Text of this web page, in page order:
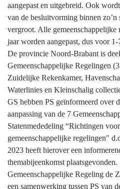
aangepast en uitgebreid. Ook
van de besluitvorming binnen zo’n
vergroot. Alle gemeenschappelijke
jaar worden aangepast, dus voor 1-
De provincie Noord-Brabant is
Gemeenschappelijke Regelingen
Zuidelijke Rekenkamer,
Waterlinies en Kleinschalig
GS hebben PS geïnformeerd over
aanpassing van de 7
Statenmededeling “Richtingen
gemeenschappelijke regelingen"
2023 heeft hierover een
themabijeenkomst plaatsgevonden.
Gemeenschappelijke Regeling de
een samenwerking tussen PS van